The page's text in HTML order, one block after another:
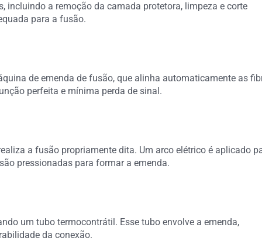
incluindo a remoção da camada protetora, limpeza e corte
para a fusão.
de emenda de fusão, que alinha automaticamente as
perfeita e mínima perda de sinal.
a fusão propriamente dita. Um arco elétrico é aplicado
pressionadas para formar a emenda.
um tubo termocontrátil. Esse tubo envolve a emenda,
da conexão.